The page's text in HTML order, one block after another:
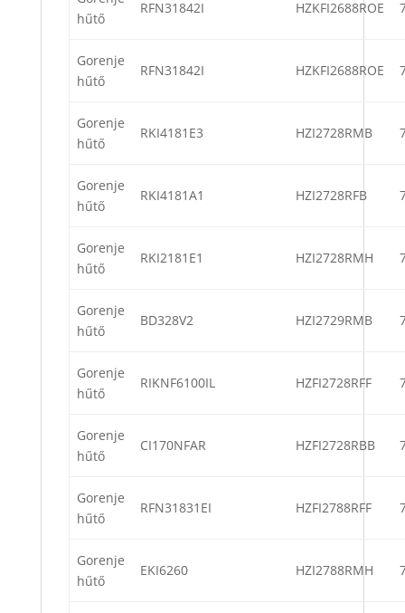
hűtő
RFN31842I HZKFI2688ROE
Gorenje
hűtő
RFN31842I HZKFI2688ROE
Gorenje
hűtő
RKI4181E3 HZI2728RMB
Gorenje
hűtő
RKI4181A1 HZI2728RFB
Gorenje
hűtő
RKI2181E1 HZI2728RMH
Gorenje
hűtő
BD328V2 HZI2729RMB
Gorenje
hűtő
RIKNF6100IL HZFI2728RFF
Gorenje
hűtő
CI170NFAR HZFI2728RBB
Gorenje
hűtő
RFN31831EI HZFI2788RFF
Gorenje
hűtő
EKI6260 HZI2788RMH